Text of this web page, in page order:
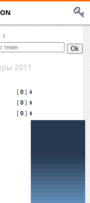
1
2011
[0]
[0]
[0]